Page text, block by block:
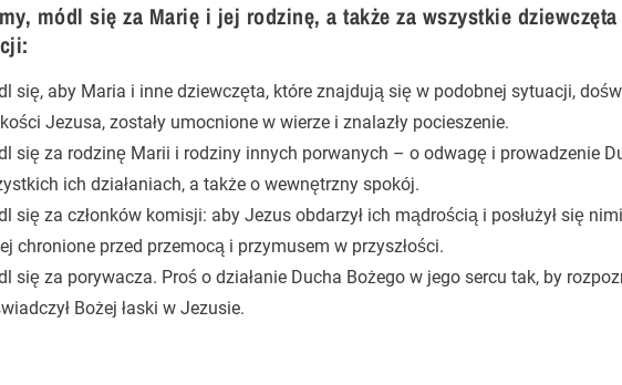
módl się za Marię i jej rodzinę, a także za wszystkie
się, aby Maria i inne dziewczęta, które znajdują się w podobnej sytuacji,
Jezusa, zostały umocnione w wierze i znalazły pocieszenie.
się za rodzinę Marii i rodziny innych porwanych – o odwagę i prowadzenie
ich działaniach, a także o wewnętrzny spokój.
się za członków komisji: aby Jezus obdarzył ich mądrością i posłużył się
chronione przed przemocą i przymusem w przyszłości.
się za porywacza. Proś o działanie Ducha Bożego w jego sercu tak, by
Bożej łaski w Jezusie.